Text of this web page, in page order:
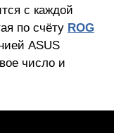
с каждой
по счёту ROG
ASUS
число и